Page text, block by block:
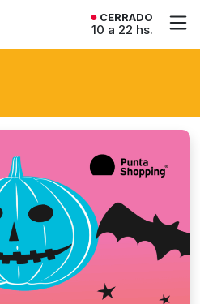
CERRADO
10 a 22 hs.